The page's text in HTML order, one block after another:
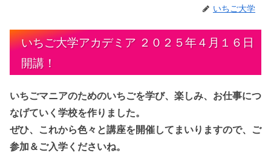
いちご大学
いちご大学アカデミア ２０２５年４月１６日
開講！
いちごマニアのためのいちごを学び、楽しみ、お仕事につ
なげていく学校を作りました。
ぜひ、これから色々と講座を開催してまいりますので、ご
参加＆ご入学くださいね。